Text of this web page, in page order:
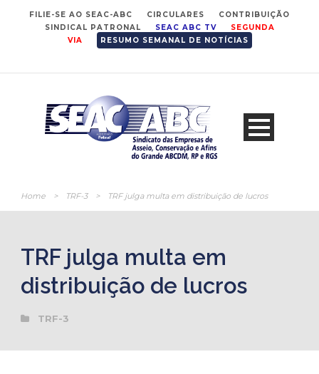
FILIE-SE AO SEAC-ABC CIRCULARES
CONTRIBUIÇÃO
SINDICAL PATRONAL
SEAC ABC TV
SEGUNDA
VIA
RESUMO SEMANAL DE NOTÍCIAS
Home > TRF-3 > TRF julga multa em distribuição de lucros
TRF julga multa em
distribuição de lucros
TRF-3